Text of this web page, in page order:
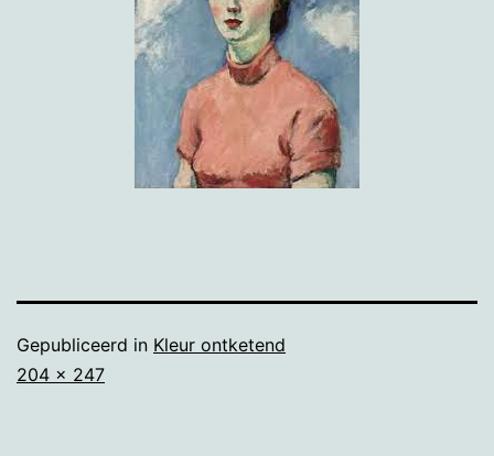
Gepubliceerd in Kleur ontketend
Volledige
204 × 247